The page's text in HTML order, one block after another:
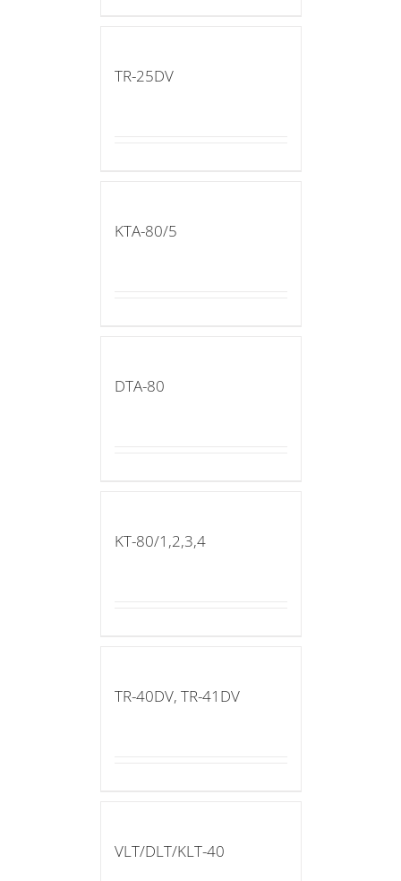
TR-25DV
KTA-80/5
DTA-80
KT-80/1,2,3,4
TR-40DV, TR-41DV
VLT/DLT/KLT-40